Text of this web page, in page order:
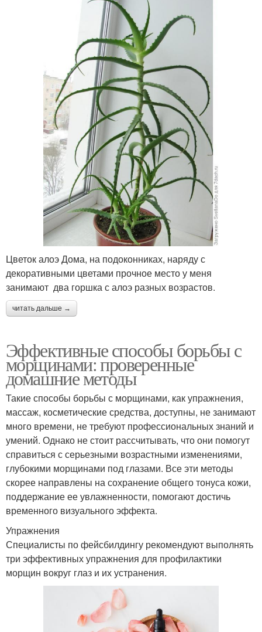
Цветок алоэ Дома, на подоконниках, наряду с
декоративными цветами прочное место у меня
занимают два горшка с алоэ разных возрастов.
читать дальше →
Эффективные способы борьбы с
морщинами: проверенные
домашние методы
Такие способы борьбы с морщинами, как упражнения,
массаж, косметические средства, доступны, не занимают
много времени, не требуют профессиональных знаний и
умений. Однако не стоит рассчитывать, что они помогут
справиться с серьезными возрастными изменениями,
глубокими морщинами под глазами. Все эти методы
скорее направлены на сохранение общего тонуса кожи,
поддержание ее увлажненности, помогают достичь
временного визуального эффекта.
Упражнения
Специалисты по фейсбилдингу рекомендуют выполнять
три эффективных упражнения для профилактики
морщин вокруг глаз и их устранения.